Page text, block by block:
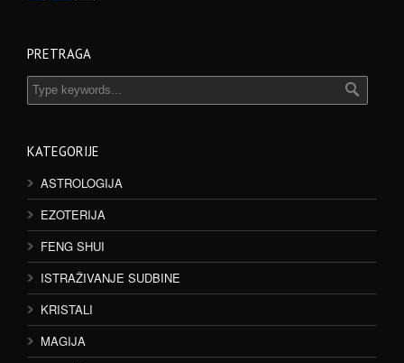
PRETRAGA
KATEGORIJE
ASTROLOGIJA
EZOTERIJA
FENG SHUI
ISTRAŽIVANJE SUDBINE
KRISTALI
MAGIJA